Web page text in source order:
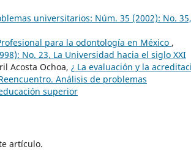
universitarios: Núm. 35 (2002): No.
para la odontología en México ,
No. 23, La Universidad hacia el siglo XXI
Acosta Ochoa, ¿ La evaluación y la
Análisis de problemas
superior
artículo.